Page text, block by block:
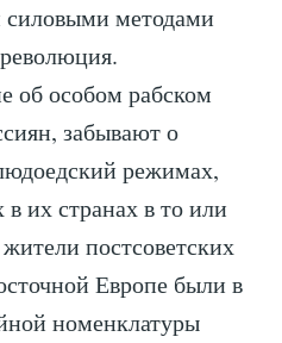
методами
об особом рабском
забывают о
режимах,
их странах в то или
постсоветских
Европе были в
номенклатуры